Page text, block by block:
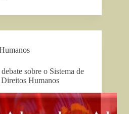
sobre o Sistema de
Humanos